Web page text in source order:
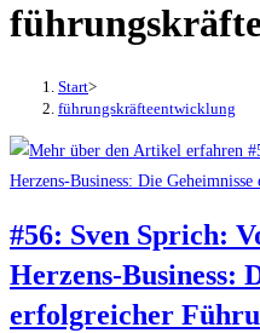
Start>
führungskräfteentwicklung
#56: Sven Sprich:
Herzens-Business:
erfolgreicher